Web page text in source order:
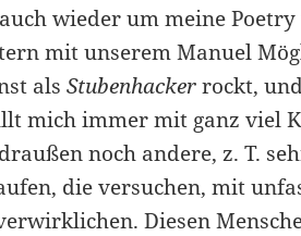
wieder um meine
mit unserem Manuel
alsStubenhackerrockt,
mich immer mit ganz viel
noch andere, z. T.
die versuchen, mit
Diesen